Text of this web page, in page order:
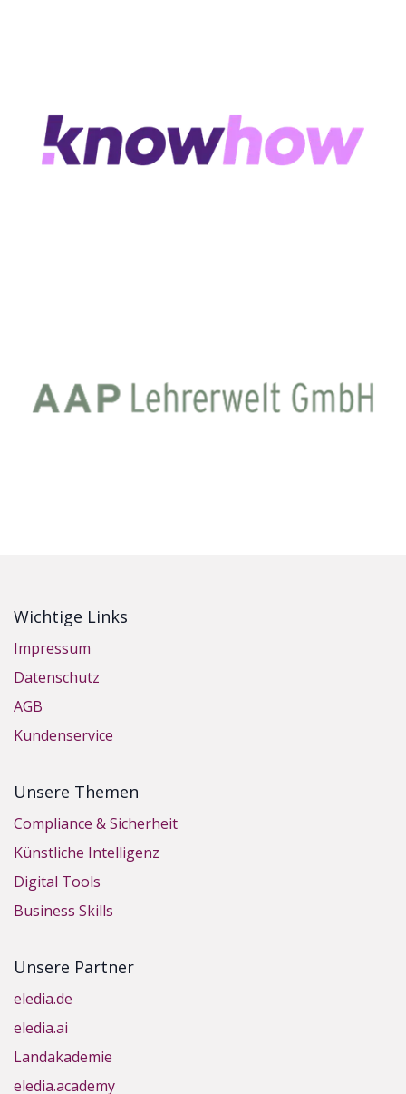
Wichtige Links
Impressum
Datenschutz
AGB
Kundenservice
Unsere Themen
Compliance & Sicherheit
Künstliche Intelligenz
Digital Tools
Business Skills
Unsere Partner
eledia.de
eledia.ai
Landakademie
eledia.academy